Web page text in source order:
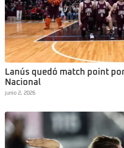
Lanús quedó match point
Nacional
junio 2, 2026